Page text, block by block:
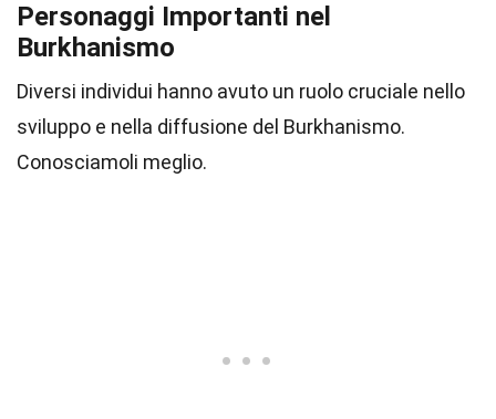
Personaggi Importanti nel
Burkhanismo
Diversi individui hanno avuto un ruolo cruciale nello
sviluppo e nella diffusione del Burkhanismo.
Conosciamoli meglio.